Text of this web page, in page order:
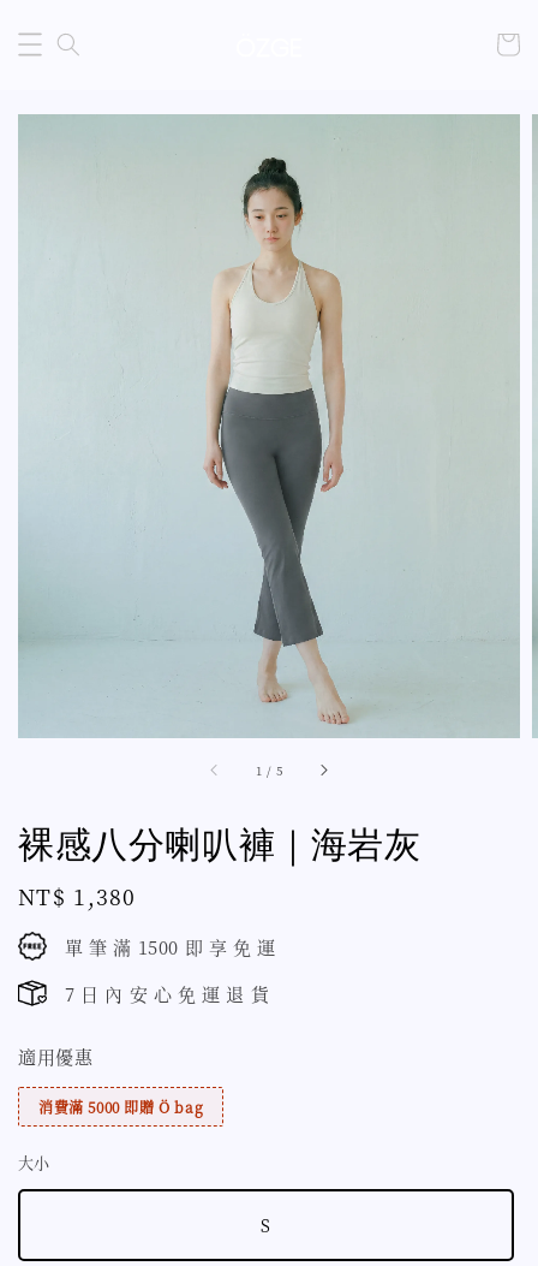
1 / 5
裸感八分喇叭褲｜海岩灰
Regular
price
NT$ 1,380
單 筆 滿 1500 即 享 免 運
7 日 內 安 心 免 運 退 貨
適用優惠
消費滿 5000 即贈 Ö bag
大小
S